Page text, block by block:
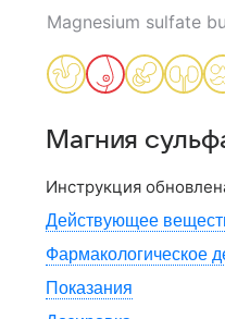
Magnesium sulfate
Магния
Инструкция
Действующее
Фармакологическое
Показания